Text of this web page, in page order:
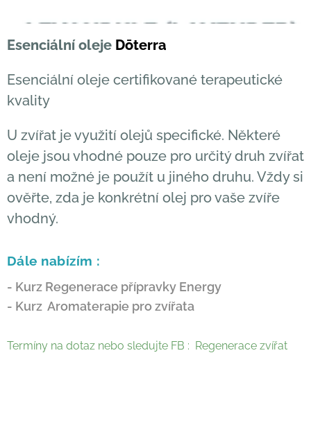
Esenciální oleje Dōterra
Esenciální oleje certifikované terapeutické
kvality
U zvířat je využití olejů specifické. Některé
oleje jsou vhodné pouze pro určitý druh zvířat
a není možné je použít u jiného druhu. Vždy si
ověřte, zda je konkrétní olej pro vaše zvíře
vhodný.
Dále nabízím :
- Kurz Regenerace přípravky Energy
- Kurz Aromaterapie pro zvířata
Termíny na dotaz nebo sledujte FB : Regenerace zvířat